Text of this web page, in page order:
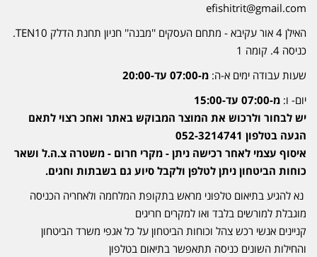
efishitrit@gmail.com
האילן 4 אור עקיבא - מתחם העסקים ''מבנה'' חניון תחנת הדלק TEN10.
כניסה 4. קומה 1
שעות עבודה ימים א-ה: מ-07:00 עד-20:00
יום- ו: מ-07:00 עד-15:00
יש לבחור ולרכוש את המוצר המבוקש באתר ואחכ רצוי לתאם
הגעה בטלפון 052-3214741
איסוף עצמי לאחר רכישה ניתן - מקרי חרום - משטרה צ.ה.ל ושאר
כוחות הביטחון ניתן לטלפן ולקבל סיוע גם בשבתות וחגים.
נא להגיע בתיאום טלפוני מראש בתקופת המלחמה ולאחריה הכניסה
מוגבלת למורשים בלבד ואו למקרים חריגים
קניינים אנשי רכש צהל וכוחות הביטחון על כל אגפי משרד הביטחון
והחילות השונים כניסה תתאפשר בתיאום בטלפון